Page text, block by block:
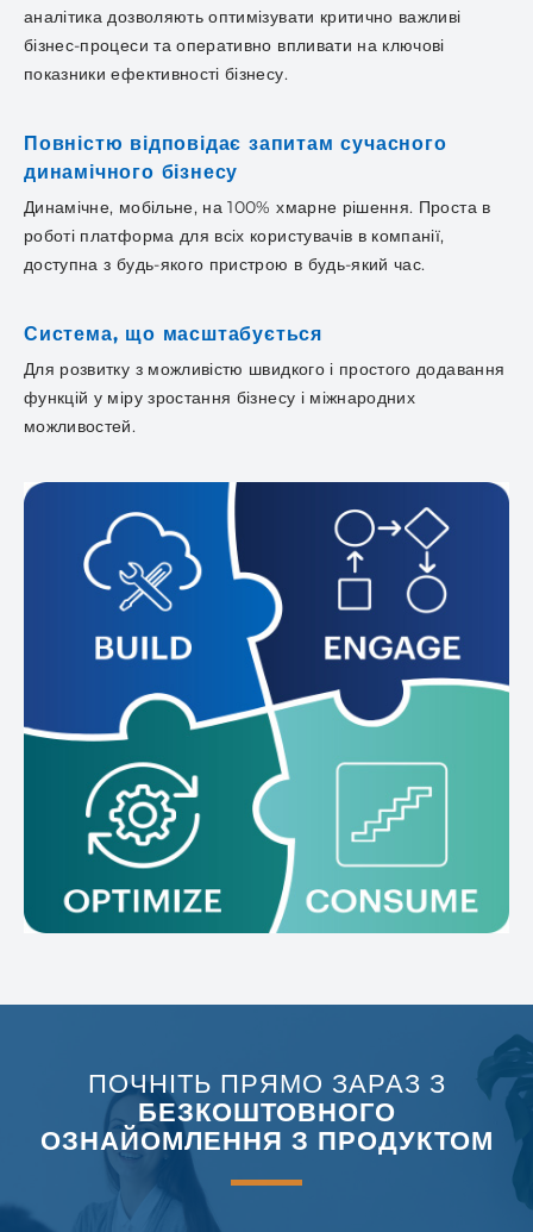
аналітика дозволяють оптимізувати критично важливі
бізнес-процеси та оперативно впливати на ключові
показники ефективності бізнесу.
Повністю відповідає запитам сучасного
динамічного бізнесу
Динамічне, мобільне, на 100% хмарне рішення. Проста в
роботі платформа для всіх користувачів в компанії,
доступна з будь-якого пристрою в будь-який час.
Система, що масштабується
Для розвитку з можливістю швидкого і простого додавання
функцій у міру зростання бізнесу і міжнародних
можливостей.
ПОЧНІТЬ ПРЯМО ЗАРАЗ З
БЕЗКОШТОВНОГО
ОЗНАЙОМЛЕННЯ З ПРОДУКТОМ